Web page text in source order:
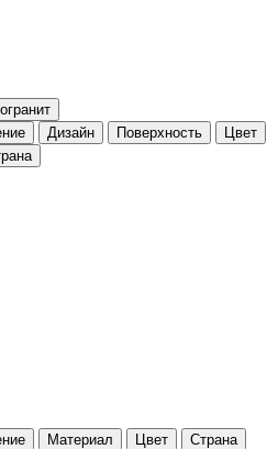
Дизайн Поверхность
Цвет
Материал Цвет Страна